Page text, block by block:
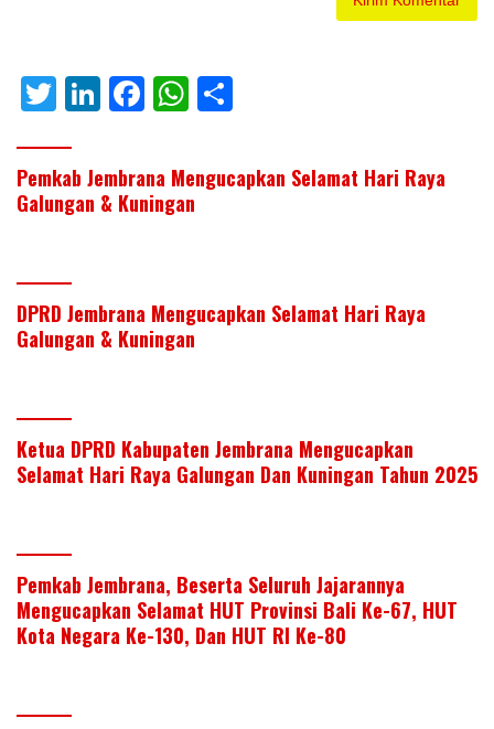
T
itt
er
Li
k
e
F
e
b
k
W
at
s
p
ar
e
Pemkab Jembrana Mengucapkan Selamat Hari Raya
Galungan & Kuningan
DPRD Jembrana Mengucapkan Selamat Hari Raya
Galungan & Kuningan
Ketua DPRD Kabupaten Jembrana Mengucapkan
Selamat Hari Raya Galungan Dan Kuningan Tahun 2025
Pemkab Jembrana, Beserta Seluruh Jajarannya
Mengucapkan Selamat HUT Provinsi Bali Ke-67, HUT
Kota Negara Ke-130, Dan HUT RI Ke-80